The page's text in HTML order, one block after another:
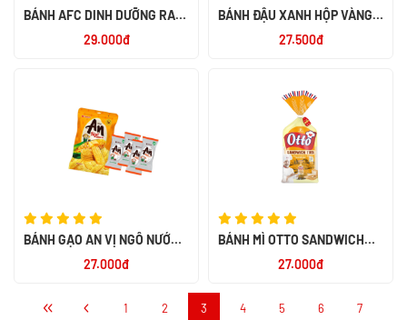
BÁNH AFC DINH DƯỠNG RAU
29.000đ
BÁNH ĐẬU XANH HỘP VÀNG
27.500đ
BÁNH GẠO AN VỊ NGÔ NƯỚNG
27.000đ
BÁNH MÌ OTTO SANDWICH
27.000đ
1 2 3 4 5 6 7